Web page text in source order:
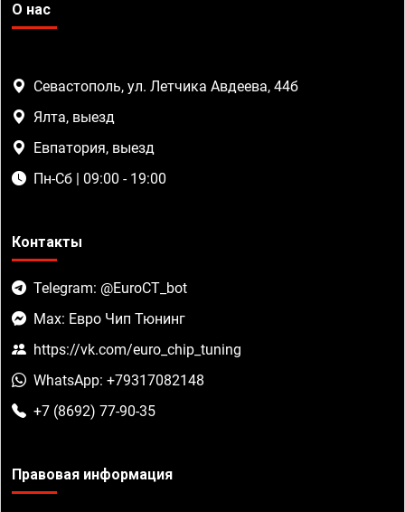
О нас
Севастополь, ул. Летчика Авдеева, 44б
Ялта, выезд
Евпатория, выезд
Пн-Сб | 09:00 - 19:00
Контакты
Telegram: @EuroCT_bot
Max: Евро Чип Тюнинг
https://vk.com/euro_chip_tuning
WhatsApp: +79317082148
+7 (8692) 77-90-35
Правовая информация